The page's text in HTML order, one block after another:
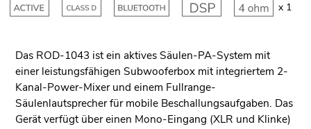
x 1
Das ROD-1043 ist ein aktives Säulen-PA-System mit
einer leistungsfähigen Subwooferbox mit integriertem 2-
Kanal-Power-Mixer und einem Fullrange-
Säulenlautsprecher für mobile Beschallungsaufgaben. Das
Gerät verfügt über einen Mono-Eingang (XLR und Klinke)